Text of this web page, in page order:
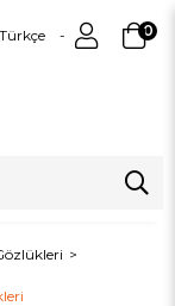
Türkçe 0